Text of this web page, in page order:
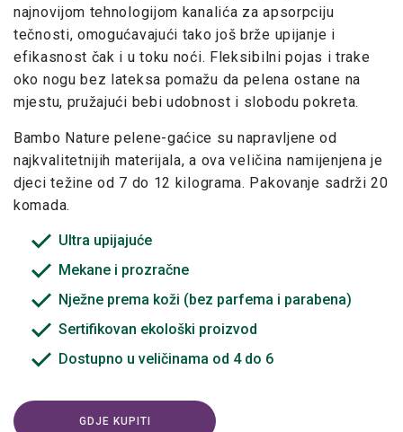
najnovijom tehnologijom kanalića za apsorpciju
tečnosti, omogućavajući tako još brže upijanje i
efikasnost čak i u toku noći. Fleksibilni pojas i trake
oko nogu bez lateksa pomažu da pelena ostane na
mjestu, pružajući bebi udobnost i slobodu pokreta.
Bambo Nature pelene-gaćice su napravljene od
najkvalitetnijih materijala, a ova veličina namijenjena je
djeci težine od 7 do 12 kilograma. Pakovanje sadrži 20
komada.
Ultra upijajuće
Mekane i prozračne
Nježne prema koži (bez parfema i parabena)
Sertifikovan ekološki proizvod
Dostupno u veličinama od 4 do 6
GDJE KUPITI